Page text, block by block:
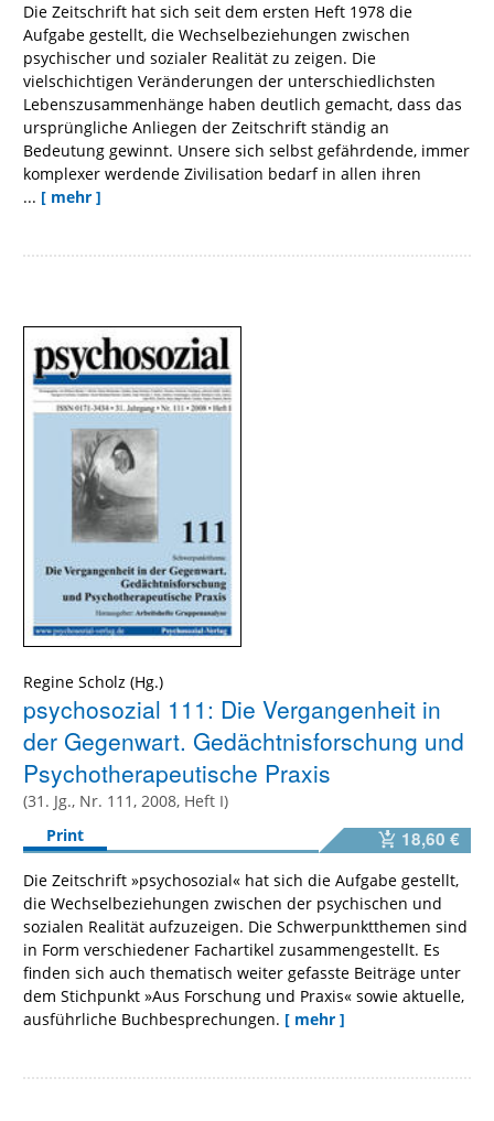
Die Zeitschrift hat sich seit dem ersten Heft 1978 die
Aufgabe gestellt, die Wechselbeziehungen zwischen
psychischer und sozialer Realität zu zeigen. Die
vielschichtigen Veränderungen der unterschiedlichsten
Lebenszusammenhänge haben deutlich gemacht, dass das
ursprüngliche Anliegen der Zeitschrift ständig an
Bedeutung gewinnt. Unsere sich selbst gefährdende, immer
komplexer werdende Zivilisation bedarf in allen ihren
... [ mehr ]
Regine Scholz
psychosozial 111: Die Vergangenheit in
der Gegenwart. Gedächtnisforschung und
Psychotherapeutische Praxis
(31. Jg., Nr. 111, 2008, Heft I)
Print
18,60 €
Die Zeitschrift »psychosozial« hat sich die Aufgabe gestellt,
die Wechselbeziehungen zwischen der psychischen und
sozialen Realität aufzuzeigen. Die Schwerpunktthemen sind
in Form verschiedener Fachartikel zusammengestellt. Es
finden sich auch thematisch weiter gefasste Beiträge unter
dem Stichpunkt »Aus Forschung und Praxis« sowie aktuelle,
ausführliche Buchbesprechungen. [ mehr ]